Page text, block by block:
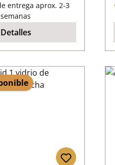
entrega aprox. 2-3
semanas
Detalles